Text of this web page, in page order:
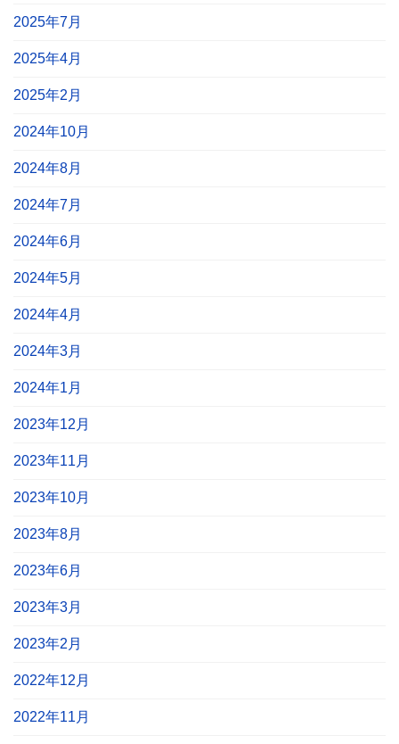
2025年7月
2025年4月
2025年2月
2024年10月
2024年8月
2024年7月
2024年6月
2024年5月
2024年4月
2024年3月
2024年1月
2023年12月
2023年11月
2023年10月
2023年8月
2023年6月
2023年3月
2023年2月
2022年12月
2022年11月